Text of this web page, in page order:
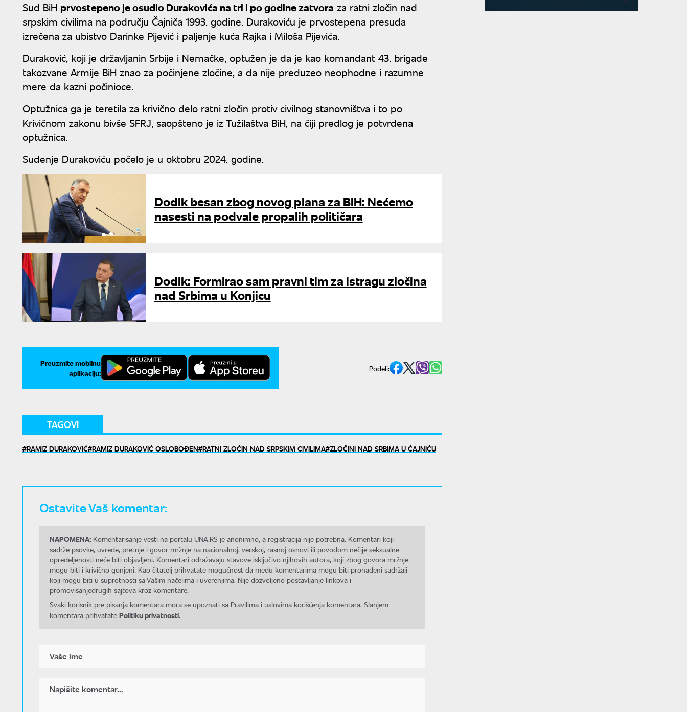
Sud BiH prvostepeno je osudio Durakovića na tri i po godine zatvora za ratni zločin nad
srpskim civilima na području Čajniča 1993. godine. Durakoviću je prvostepena presuda
izrečena za ubistvo Darinke Pijević i paljenje kuća Rajka i Miloša Pijevića.
Duraković, koji je državljanin Srbije i Nemačke, optužen je da je kao komandant 43. brigade
takozvane Armije BiH znao za počinjene zločine, a da nije preduzeo neophodne i razumne
mere da kazni počinioce.
Optužnica ga je teretila za krivično delo ratni zločin protiv civilnog stanovništva i to po
Krivičnom zakonu bivše SFRЈ, saopšteno je iz Tužilaštva BiH, na čiji predlog je potvrđena
optužnica.
Suđenje Durakoviću počelo je u oktobru 2024. godine.
Dodik besan zbog novog plana za BiH: Nećemo
nasesti na podvale propalih političara
Dodik: Formirao sam pravni tim za istragu zločina
nad Srbima u Konjicu
Preuzmite mobilnu
aplikaciju:
Podeli:
TAGOVI
RAMIZ DURAKOVIĆ RAMIZ DURAKOVIĆ OSLOBOĐEN RATNI ZLOČIN NAD SRPSKIM CIVILIMA ZLOČINI NAD SRBIMA U ČAJNIČU
Ostavite Vaš komentar:
NAPOMENA: Komentarisanje vesti na portalu UNA.RS je anonimno, a registracija nije potrebna. Komentari koji
sadrže psovke, uvrede, pretnje i govor mržnje na nacionalnoj, verskoj, rasnoj osnovi ili povodom nečije seksualne
opredeljenosti neće biti objavljeni. Komentari odražavaju stavove isključivo njihovih autora, koji zbog govora mržnje
mogu biti i krivično gonjeni. Kao čitatelj prihvatate mogućnost da među komentarima mogu biti pronađeni sadržaji
koji mogu biti u suprotnosti sa Vašim načelima i uverenjima. Nije dozvoljeno postavljanje linkova i
promovisanjedrugih sajtova kroz komentare.
Svaki korisnik pre pisanja komentara mora se upoznati sa Pravilima i uslovima korišćenja komentara. Slanjem
komentara prihvatate Politiku privatnosti.